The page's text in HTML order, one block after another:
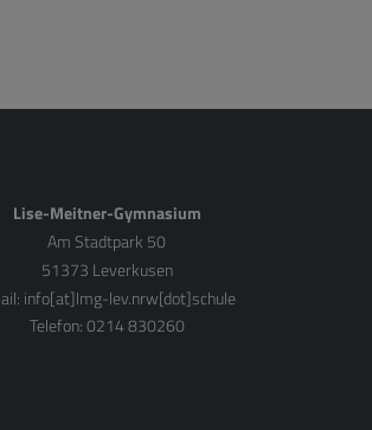
Lise-Meitner-Gymnasium
Am Stadtpark 50
51373 Leverkusen
info[at]lmg-lev.nrw[dot]schule
Telefon: 0214 830260